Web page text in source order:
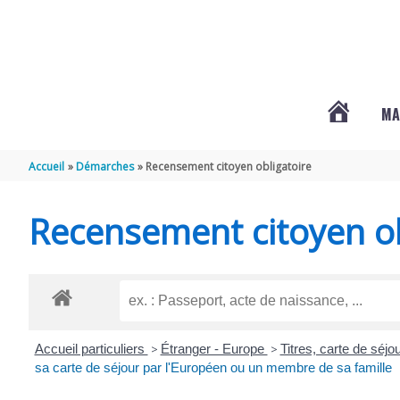
TITRE)
Accueil Démarches Recensement citoyen obligatoire
Recensement citoyen
Accueil particuliers > Étranger - Europe > Titres, carte de
sa carte de séjour par l'Européen ou un membre de sa famille